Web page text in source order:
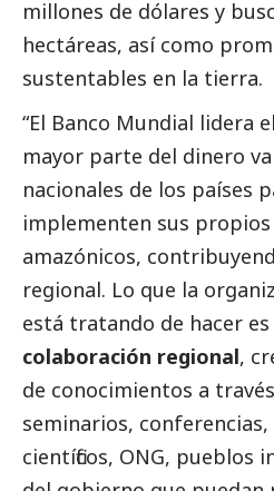
millones de dólares y
hectáreas, así como
sustentables en la tierra.
“El Banco Mundial lidera
mayor parte del dinero
nacionales de los países
implementen sus
amazónicos,
regional. Lo que la
está tratando de hacer es
colaboración regional,
de conocimientos a
seminarios,
científicos, ONG, pueblos